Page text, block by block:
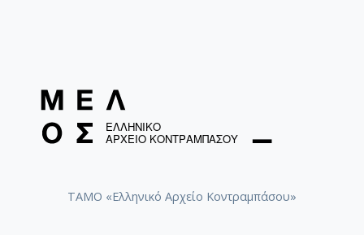
ΤΑΜΟ «Ελληνικό Αρχείο Κοντραμπάσου»